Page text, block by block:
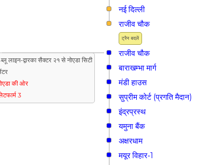
नई दिल्ली
ट्रैन बदलें
राजीव चौक
राजीव चौक
लाइन-द्वारका सैक्टर २१ से नोएडा सिटी
की ओर
3
बाराखम्भा मार्ग
मंडी हाउस
सुप्रीम कोर्ट (प्रगति मैदान)
इंद्रप्रस्थ
यमुना बैंक
अक्षरधाम
मयूर विहार-1